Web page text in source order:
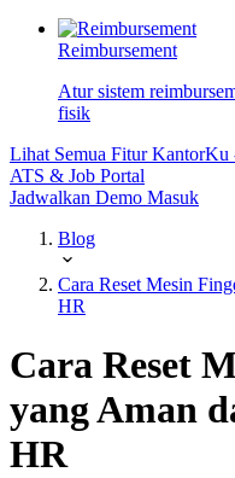
Reimbursement
Atur sistem
fisik
Lihat Semua Fitur KantorKu
ATS & Job Portal
Jadwalkan Demo Masuk
Blog
Cara Reset Mesin
HR
Cara Reset
yang Aman
HR